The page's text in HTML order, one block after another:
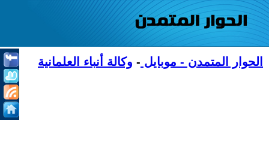
الحوار المتمدن - موبايل - وكالة أنباء العلمانية